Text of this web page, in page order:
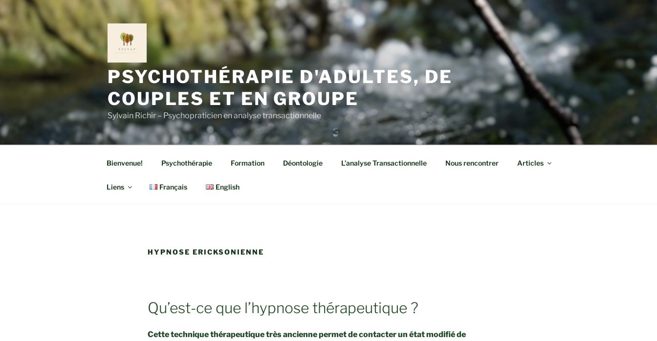
au
contenu
principal
PSYCHOTHÉRAPIE D'ADULTES, DE
COUPLES ET EN GROUPE
Sylvain Richir – Psychopraticien en analyse transactionnelle
Bienvenue! Psychothérapie Formation Déontologie L’analyse Transactionnelle Nous rencontrer Articles
Liens Français English
HYPNOSE ERICKSONIENNE
Qu’est-ce que l’hypnose thérapeutique ?
Cette technique thérapeutique très ancienne permet de contacter un état modifié de